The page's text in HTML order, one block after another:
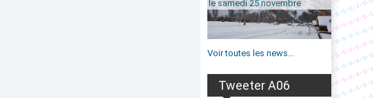
le samedi 25 novembre
Voir toutes les news...
Tweeter A06